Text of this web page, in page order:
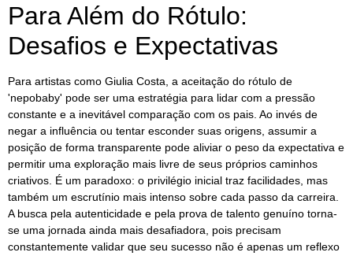
Para Além do Rótulo:
Desafios e Expectativas
Para artistas como Giulia Costa, a aceitação do rótulo de
'nepobaby' pode ser uma estratégia para lidar com a pressão
constante e a inevitável comparação com os pais. Ao invés de
negar a influência ou tentar esconder suas origens, assumir a
posição de forma transparente pode aliviar o peso da expectativa e
permitir uma exploração mais livre de seus próprios caminhos
criativos. É um paradoxo: o privilégio inicial traz facilidades, mas
também um escrutínio mais intenso sobre cada passo da carreira.
A busca pela autenticidade e pela prova de talento genuíno torna-
se uma jornada ainda mais desafiadora, pois precisam
constantemente validar que seu sucesso não é apenas um reflexo